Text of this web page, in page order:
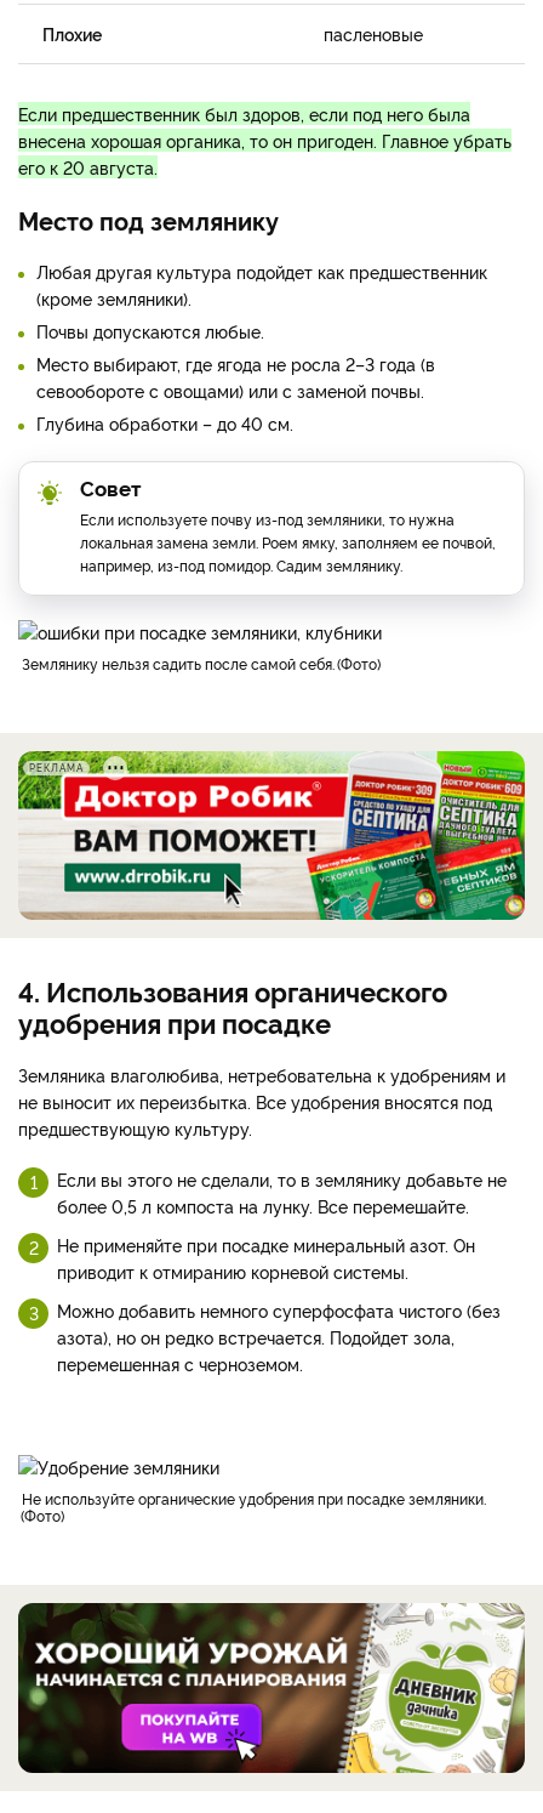
Плохие пасленовые
Если предшественник был здоров, если под него была
внесена хорошая органика, то он пригоден. Главное убрать
его к 20 августа.
Место под землянику
Любая другая культура подойдет как предшественник
(кроме земляники).
Почвы допускаются любые.
Место выбирают, где ягода не росла 2–3 года (в
севообороте с овощами) или с заменой почвы.
Глубина обработки – до 40 см.
Совет
Если используете почву из-под земляники, то нужна
локальная замена земли. Роем ямку, заполняем ее почвой,
например, из-под помидор. Садим землянику.
Землянику нельзя садить после самой себя. Фото
РЕКЛАМА
4. Использования органического
удобрения при посадке
Земляника влаголюбива, нетребовательна к удобрениям и
не выносит их переизбытка. Все удобрения вносятся под
предшествующую культуру.
Если вы этого не сделали, то в землянику добавьте не
более 0,5 л компоста на лунку. Все перемешайте.
Не применяйте при посадке минеральный азот. Он
приводит к отмиранию корневой системы.
Можно добавить немного суперфосфата чистого (без
азота), но он редко встречается. Подойдет зола,
перемешенная с черноземом.
Не используйте органические удобрения при посадке земляники.
Фото